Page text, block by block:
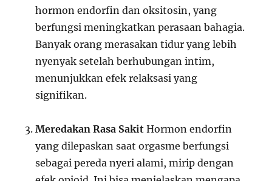
hormon endorfin dan oksitosin, yang
berfungsi meningkatkan perasaan bahagia.
Banyak orang merasakan tidur yang lebih
nyenyak setelah berhubungan intim,
menunjukkan efek relaksasi yang
signifikan.
Meredakan Rasa Sakit Hormon endorfin
yang dilepaskan saat orgasme berfungsi
sebagai pereda nyeri alami, mirip dengan